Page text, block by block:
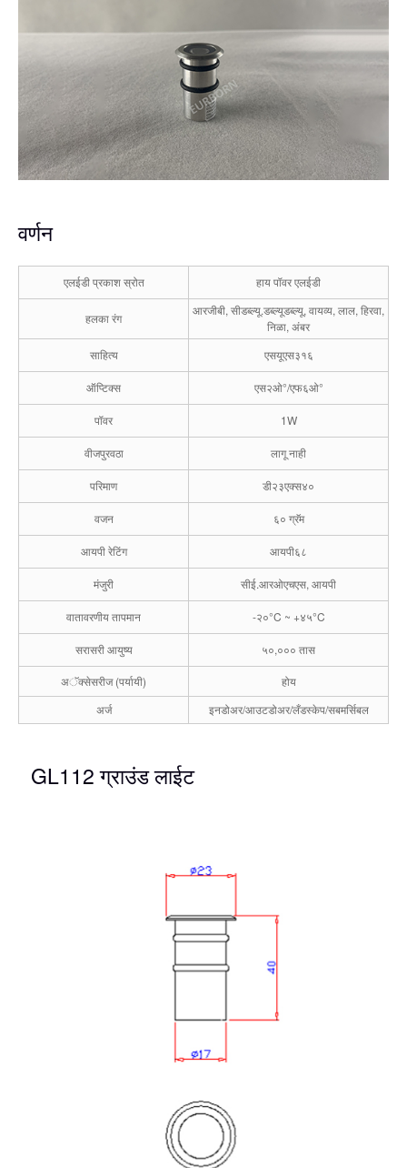
वर्णन
एलईडी प्रकाश स्रोत हाय पॉवर एलईडी
हलका रंग
आरजीबी, सीडब्ल्यू.डब्ल्यूडब्ल्यू, वायव्य, लाल, हिरवा,
निळा, अंबर
साहित्य
एसयूएस३१६
ऑप्टिक्स एस२ओ°/एफ६ओ°
पॉवर 1W
वीजपुरवठा लागू नाही
परिमाण डी२३एक्स४०
वजन ६० ग्रॅम
आयपी रेटिंग आयपी६८
मंजुरी सीई.आरओएचएस, आयपी
वातावरणीय तापमान -२०°C ~ +४५°C
सरासरी आयुष्य ५०,००० तास
अॅक्सेसरीज (पर्यायी)
होय
अर्ज
इनडोअर/आउटडोअर/लँडस्केप/सबमर्सिबल
GL112 ग्राउंड लाईट